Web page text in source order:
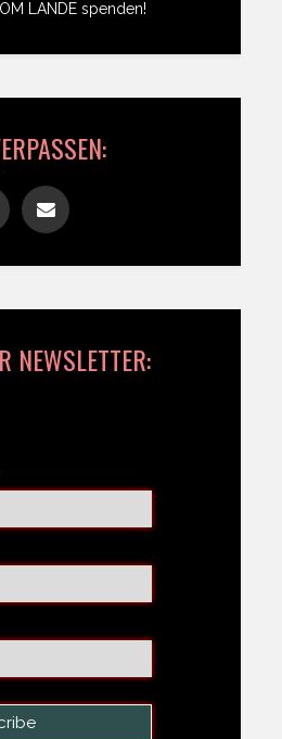
LANDE spenden!
NEWSLETTER: